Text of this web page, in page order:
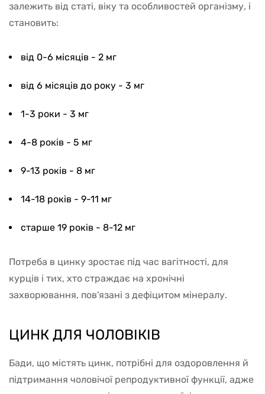
залежить від статі, віку та особливостей організму, і
становить:
від 0-6 місяців - 2 мг
від 6 місяців до року - 3 мг
1-3 роки - 3 мг
4-8 років - 5 мг
9-13 років - 8 мг
14-18 років - 9-11 мг
старше 19 років - 8-12 мг
Потреба в цинку зростає під час вагітності, для
курців і тих, хто страждає на хронічні
захворювання, пов'язані з дефіцитом мінералу.
ЦИНК ДЛЯ ЧОЛОВІКІВ
Бади, що містять цинк, потрібні для оздоровлення й
підтримання чоловічої репродуктивної функції, адже